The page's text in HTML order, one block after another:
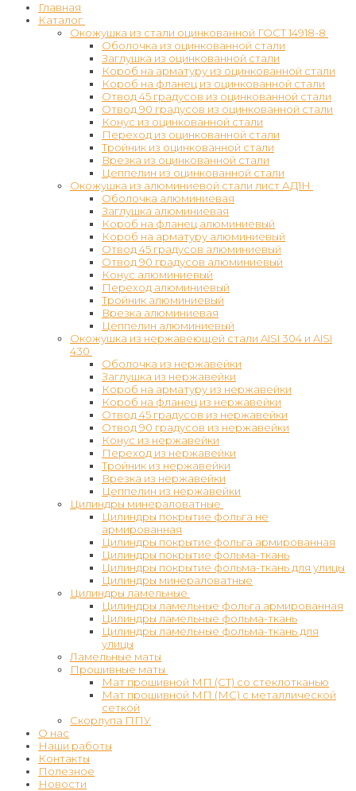
Главная
Каталог
Окожушка из стали оцинкованной ГОСТ 14918-8
Оболочка из оцинкованной стали
Заглушка из оцинкованной стали
Короб на арматуру из оцинкованной стали
Короб на фланец из оцинкованной стали
Отвод 45 градусов из оцинкованной стали
Отвод 90 градусов из оцинкованной стали
Конус из оцинкованной стали
Переход из оцинкованной стали
Тройник из оцинкованной стали
Врезка из оцинкованной стали
Цеппелин из оцинкованной стали
Окожушка из алюминиевой стали лист АД1Н
Оболочка алюминиевая
Заглушка алюминиевая
Короб на фланец алюминиевый
Короб на арматуру алюминиевый
Отвод 45 градусов алюминиевый
Отвод 90 градусов алюминиевый
Конус алюминиевый
Переход алюминиевый
Тройник алюминиевый
Врезка алюминиевая
Цеппелин алюминиевый
Окожушка из нержавеющей стали AISI 304 и AISI
430
Оболочка из нержавейки
Заглушка из нержавейки
Короб на арматуру из нержавейки
Короб на фланец из нержавейки
Отвод 45 градусов из нержавейки
Отвод 90 градусов из нержавейки
Конус из нержавейки
Переход из нержавейки
Тройник из нержавейки
Врезка из нержавейки
Цеппелин из нержавейки
Цилиндры минераловатные
Цилиндры покрытие фольга не
армированная
Цилиндры покрытие фольга армированная
Цилиндры покрытие фольма-ткань
Цилиндры покрытие фольма-ткань для улицы
Цилиндры минераловатные
Цилиндры ламельные
Цилиндры ламельные фольга армированная
Цилиндры ламельные фольма-ткань
Цилиндры ламельные фольма-ткань для
улицы
Ламельные маты
Прошивные маты
Мат прошивной МП (СТ) со стеклотканью
Мат прошивной МП (МС) с металлической
сеткой
Скорлупа ППУ
О нас
Наши работы
Контакты
Полезное
Новости